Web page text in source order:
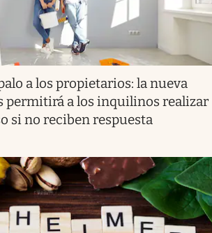
a los propietarios: la nueva
permitirá a los inquilinos realizar
si no reciben respuesta